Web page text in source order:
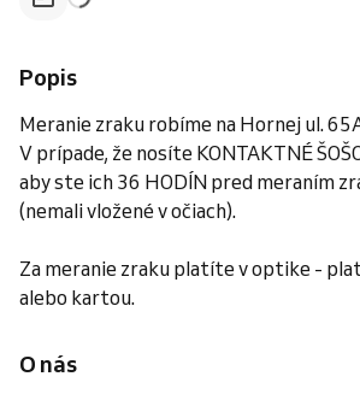
Popis
Meranie zraku robíme na Hornej ul.
V prípade, že nosíte KONTAKTNÉ
aby ste ich 36 HODÍN pred meraním
(nemali vložené v očiach).
Za meranie zraku platíte v optike -
alebo kartou.
O nás